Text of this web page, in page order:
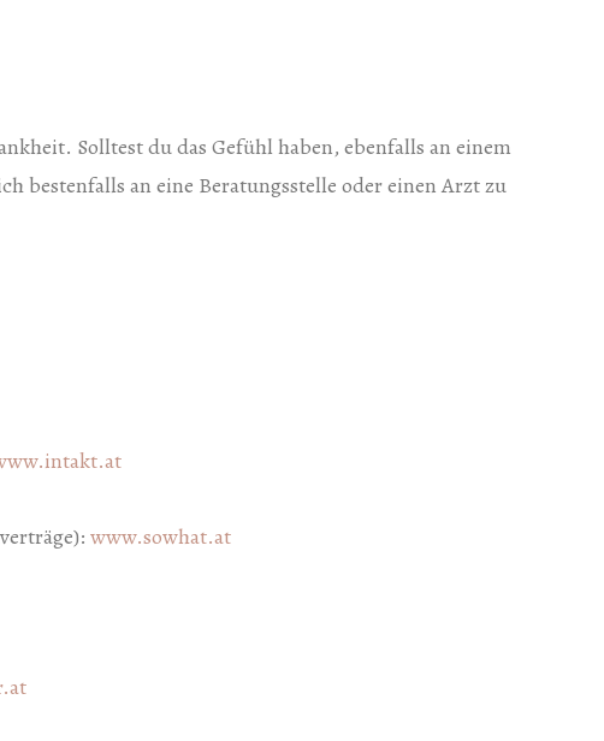
Solltest du das Gefühl haben, ebenfalls an einem
bestenfalls an eine Beratungsstelle oder einen Arzt zu
www.sowhat.at